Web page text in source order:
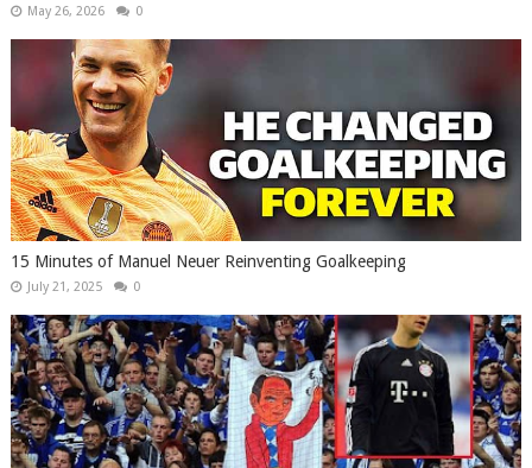
May 26, 2026 0
15 Minutes of Manuel Neuer Reinventing Goalkeeping
July 21, 2025 0